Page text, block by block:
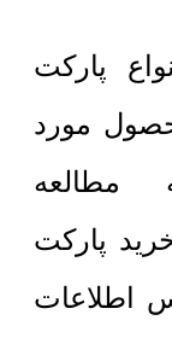
پارکت
مورد
مطالعه
پارکت
مونتکس اطلاعات